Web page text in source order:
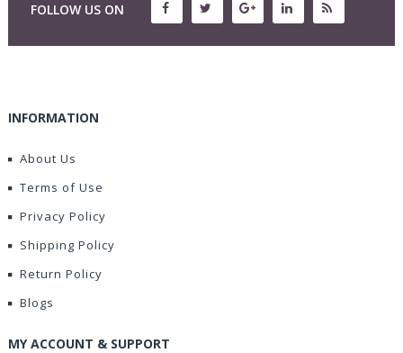
FOLLOW US ON
INFORMATION
About Us
Terms of Use
Privacy Policy
Shipping Policy
Return Policy
Blogs
MY ACCOUNT & SUPPORT